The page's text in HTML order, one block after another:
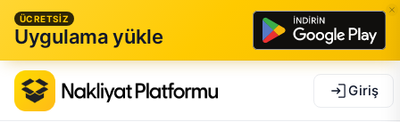
ÜCRETSİZ
Uygulama yükle
Giriş